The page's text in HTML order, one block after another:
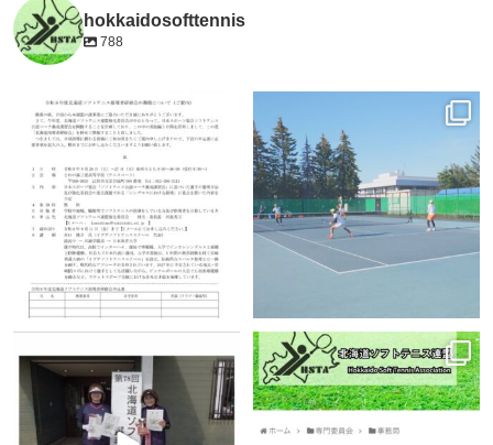
hokkaidosofttennis
788
今年度、北海道ソフトテニス連盟強化
委員会が中心となって、日本スポーツ
協会ソフトテニス公認コーチ養成講
8月 7
32 0
8月4日より札幌市平岸庭球場にて日本
372 0
ーツ公園テニスコートで開催されまし
た『第７8回北海道ソフトテニ
...
7月 14
37 0
令和8年７月5日(日)に旭川市花咲スポ
ーツ公園テニスコートで開催されまし
た『第７8回北海道ソフトテニ...
7月 13
91 0